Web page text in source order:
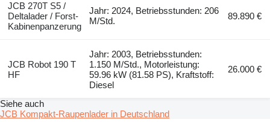
JCB 270T S5 /
Deltalader / Forst-
Kabinenpanzerung
Jahr: 2024, Betriebsstunden: 206
M/Std.
89.890 €
JCB Robot 190 T
HF
Jahr: 2003, Betriebsstunden:
1.150 M/Std., Motorleistung:
59.96 kW (81.58 PS), Kraftstoff:
Diesel
26.000 €
Siehe auch
JCB Kompakt-Raupenlader in Deutschland